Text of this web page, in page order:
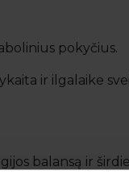
pokyčius.
ir ilgalaike
balansą ir